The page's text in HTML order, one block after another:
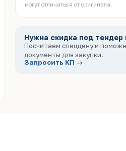
могут отличаться от оригинала.
Нужна скидка под тендер
Посчитаем спеццену и
документы для закупки.
Запросить КП →